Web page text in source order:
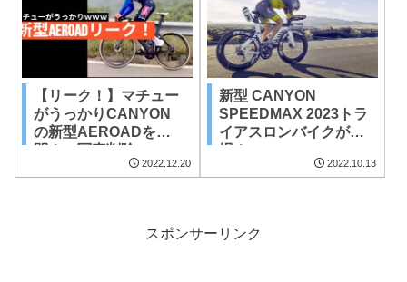
【リーク！】マチュー
がうっかりCANYON
の新型AEROADを公
開！→写真削除ｗｗ
2022.12.20
新型 CANYON
SPEEDMAX 2023トラ
イアスロンバイクが登
場！
2022.10.13
スポンサーリンク